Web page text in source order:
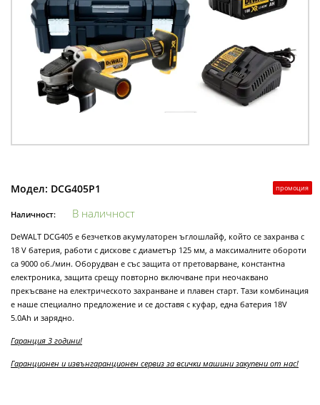
промоция
Модел: DCG405P1
Наличност: В наличност
DeWALT DCG405 е безчетков акумулаторен ъглошлайф, който се захранва с
18 V батерия, работи с дискове с диаметър 125 мм, а максималните обороти
са 9000 об./мин. Оборудван е със защита от претоварване, константна
електроника, защита срещу повторно включване при неочаквано
прекъсване на електрическото захранване и плавен старт. Тази комбинация
е наше специално предложение и се доставя с куфар, една батерия 18V
5.0Ah и зарядно.
Гаранция 3 години!
Гаранционен и извънгаранционен сервиз за всички машини закупени от нас!